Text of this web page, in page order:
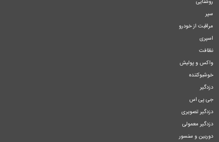
روشنایی
سپر
مراقبت از خودرو
اسپری
نظافت
واکس و پولیش
خوشبوکننده
دزدگیر
جی پی اس
دزدگیر تصویری
دزدگیر معمولی
دوربین و سنسور